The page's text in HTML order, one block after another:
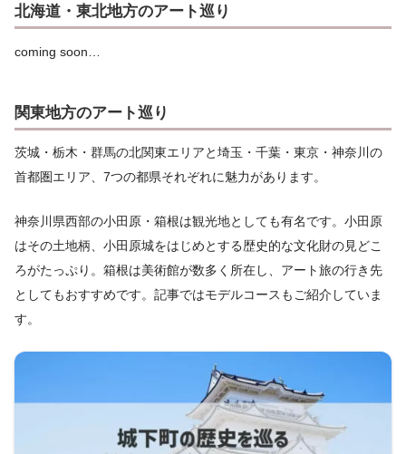
北海道・東北地方のアート巡り
coming soon…
関東地方のアート巡り
茨城・栃木・群馬の北関東エリアと埼玉・千葉・東京・神奈川の
首都圏エリア、7つの都県それぞれに魅力があります。
神奈川県西部の小田原・箱根は観光地としても有名です。小田原
はその土地柄、小田原城をはじめとする歴史的な文化財の見どこ
ろがたっぷり。箱根は美術館が数多く所在し、アート旅の行き先
としてもおすすめです。記事ではモデルコースもご紹介していま
す。